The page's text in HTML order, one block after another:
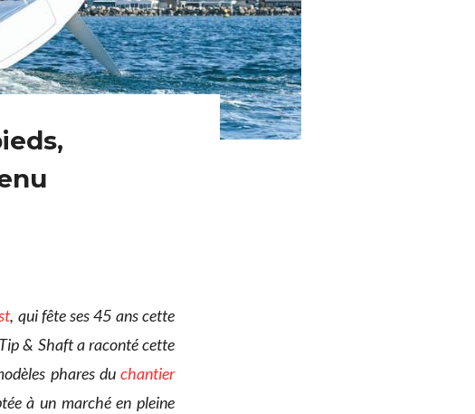
, qui fête ses 45 ans cette
& Shaft a raconté cette
phares du chantier
à un marché en pleine